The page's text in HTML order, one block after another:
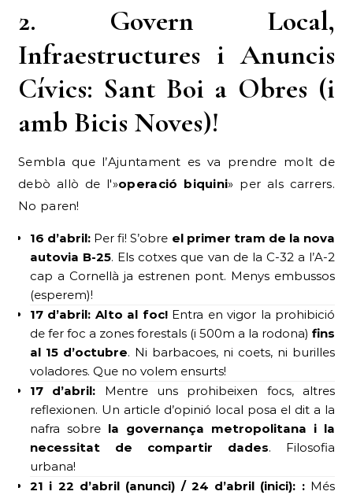
2. Govern Local,
Infraestructures i Anuncis
Cívics: Sant Boi a Obres (i
amb Bicis Noves)!
Sembla que l’Ajuntament es va prendre molt de
debò allò de l'»operació biquini» per als carrers.
No paren!
16 d’abril: Per fi! S’obre el primer tram de la nova
autovia B-25. Els cotxes que van de la C-32 a l’A-2
cap a Cornellà ja estrenen pont. Menys embussos
(esperem)!
17 d’abril: Alto al foc!Entra en vigor la prohibició
de fer foc a zones forestals (i 500m a la rodona) fins
al 15 d’octubre. Ni barbacoes, ni coets, ni burilles
voladores. Que no volem ensurts!
17 d’abril: Mentre uns prohibeixen focs, altres
reflexionen. Un article d’opinió local posa el dit a la
nafra sobre la governança metropolitana i la
necessitat de compartir dades. Filosofia
urbana!
21 i 22 d’abril (anunci) / 24 d’abril (inici): :Més